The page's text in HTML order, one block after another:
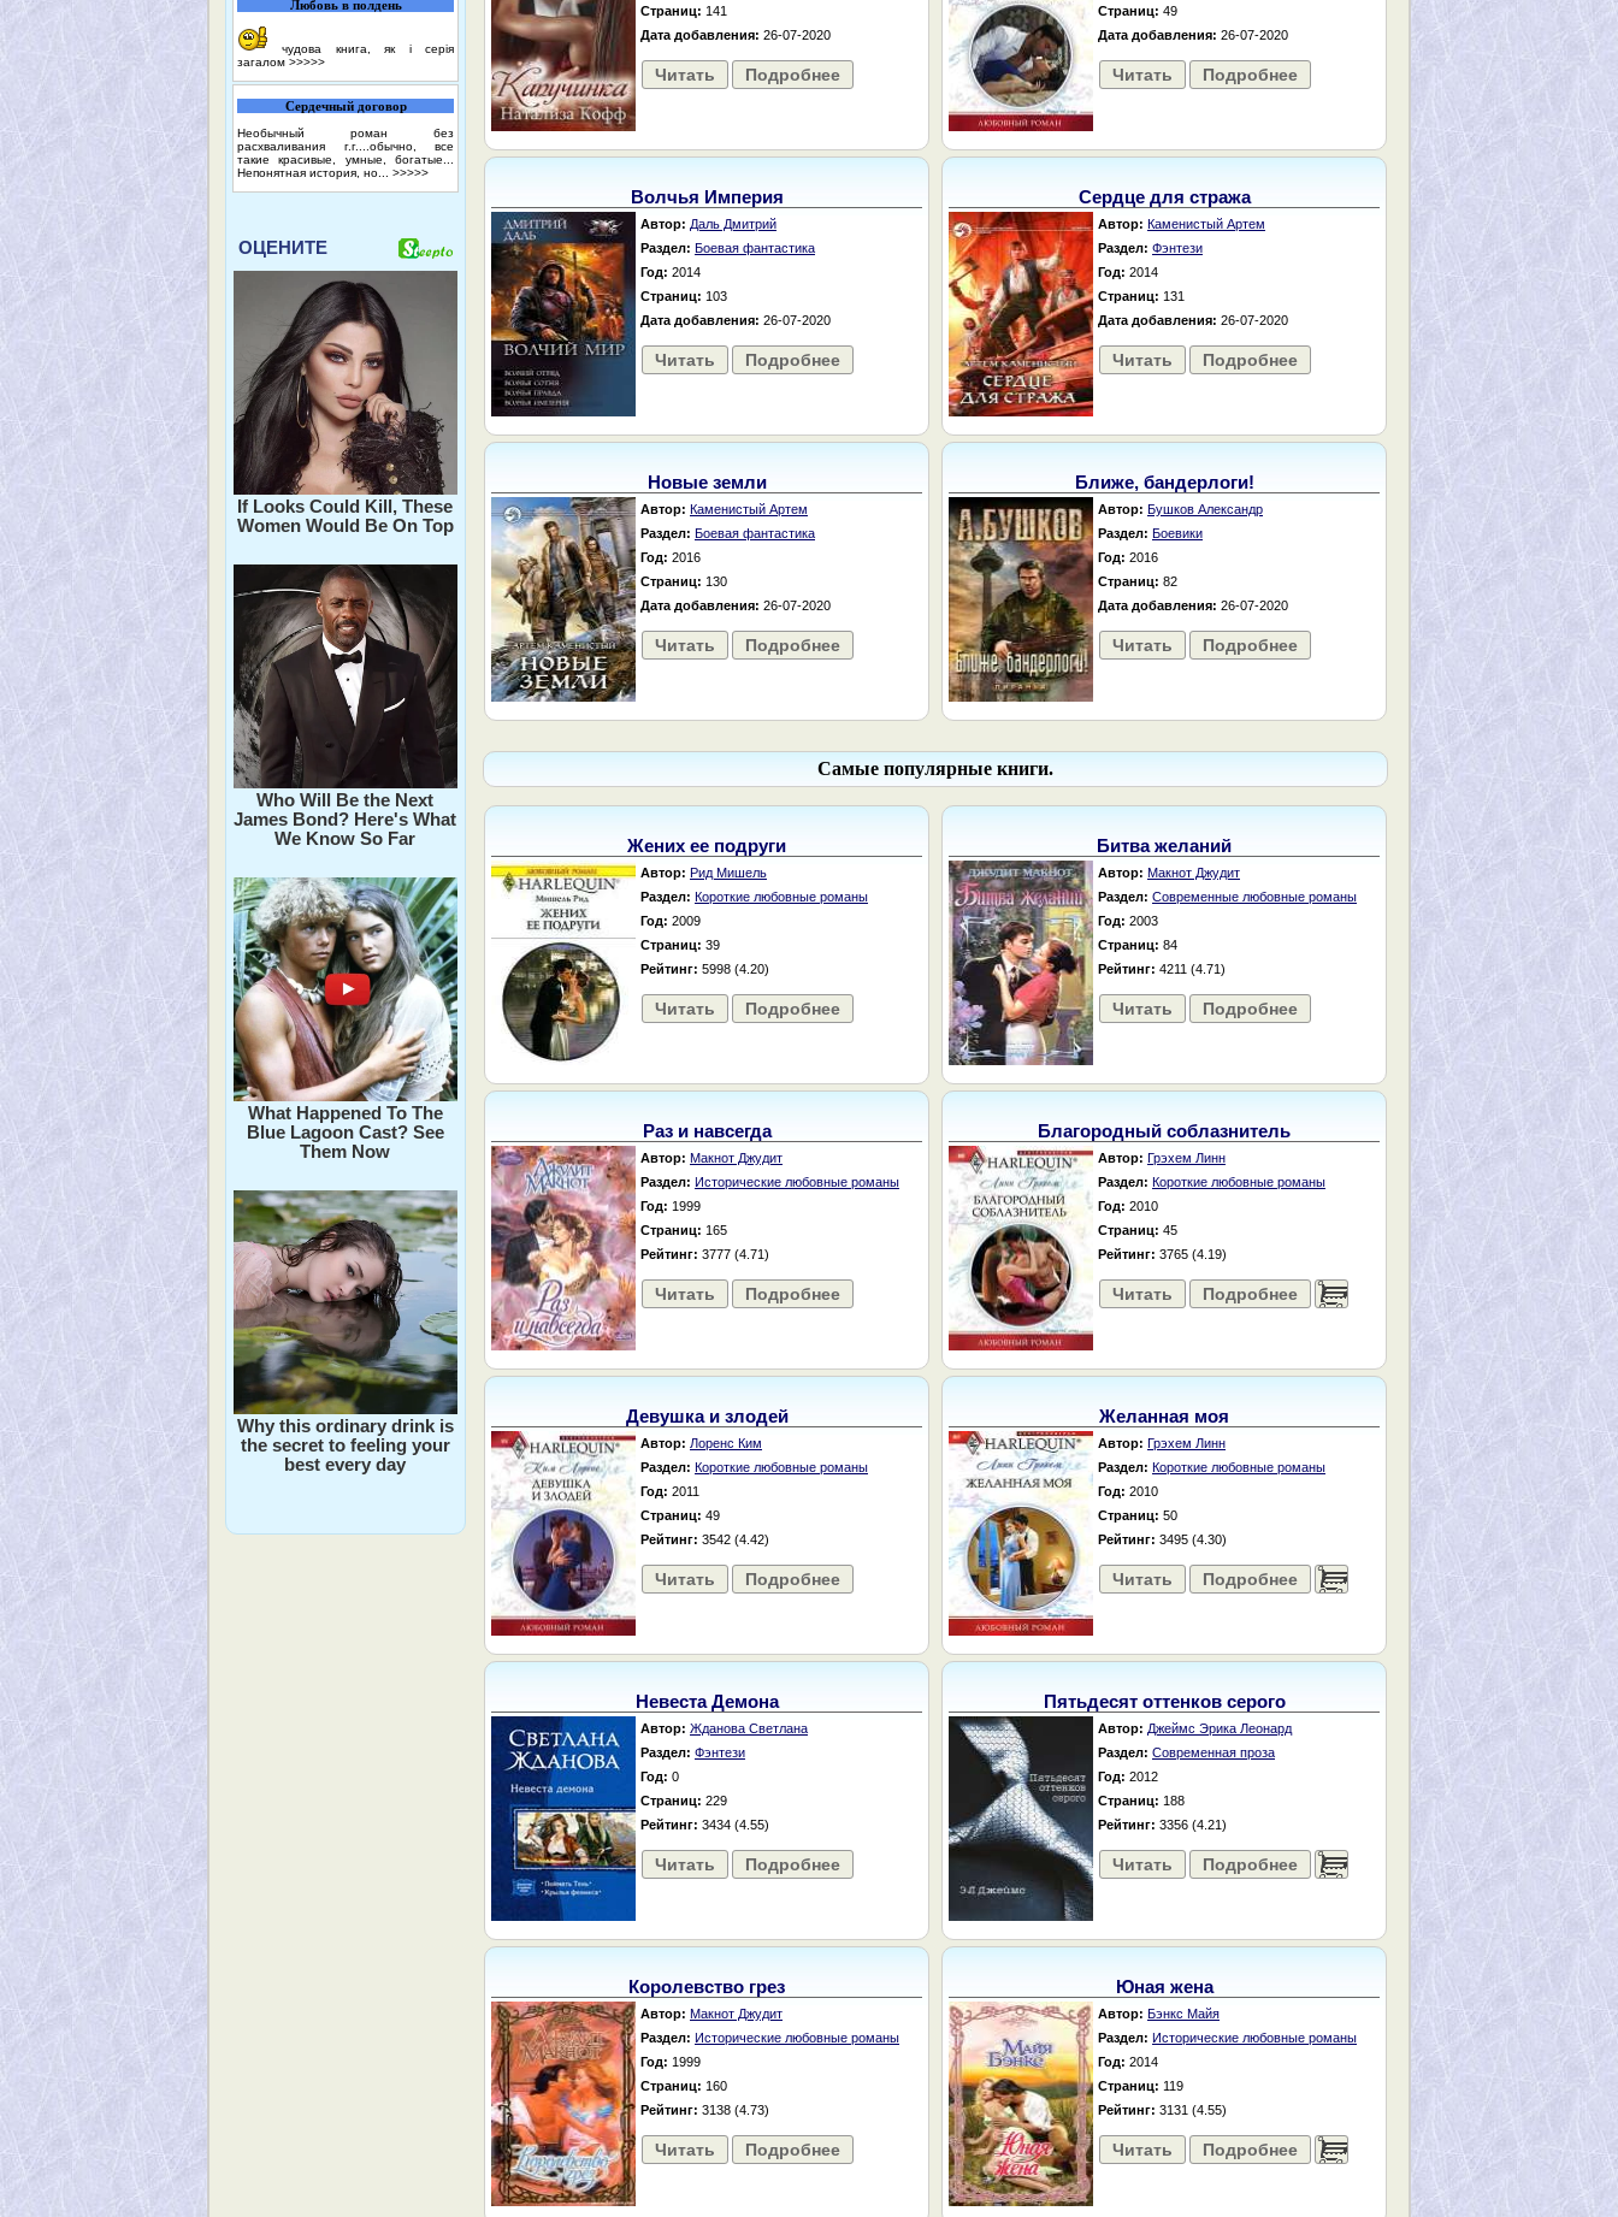
Любовь в полдень
чудова книга, як і серія
загалом >>>>>
Сердечный договор
Необычный роман без
расхваливания г.г....обычно, все
такие красивые, умные, богатые...
Непонятная история, но... >>>>>
ОЦЕНИТЕ
If Looks Could Kill, These
Women Would Be On Top
Who Will Be the Next
James Bond? Here's What
We Know So Far
What Happened To The
Blue Lagoon Cast? See
Them Now
Why this ordinary drink is
the secret to feeling your
best every day
Страниц: 141
Дата добавления: 26-07-2020
Читать Подробнее
Страниц: 49
Дата добавления: 26-07-2020
Читать Подробнее
Волчья Империя
Автор: Даль Дмитрий
Раздел: Боевая фантастика
Год: 2014
Страниц: 103
Дата добавления: 26-07-2020
Читать Подробнее
Сердце для стража
Автор: Каменистый Артем
Раздел: Фэнтези
Год: 2014
Страниц: 131
Дата добавления: 26-07-2020
Читать Подробнее
Новые земли
Автор: Каменистый Артем
Раздел: Боевая фантастика
Год: 2016
Страниц: 130
Дата добавления: 26-07-2020
Читать Подробнее
Ближе, бандерлоги!
Автор: Бушков Александр
Раздел: Боевики
Год: 2016
Страниц: 82
Дата добавления: 26-07-2020
Читать Подробнее
Самые популярные книги.
Жених ее подруги
Автор: Рид Мишель
Раздел: Короткие любовные романы
Год: 2009
Страниц: 39
Рейтинг: 5998 (4.20)
Читать Подробнее
Битва желаний
Автор: Макнот Джудит
Раздел: Современные любовные романы
Год: 2003
Страниц: 84
Рейтинг: 4211 (4.71)
Читать Подробнее
Раз и навсегда
Автор: Макнот Джудит
Раздел: Исторические любовные романы
Год: 1999
Страниц: 165
Рейтинг: 3777 (4.71)
Читать Подробнее
Благородный соблазнитель
Автор: Грэхем Линн
Раздел: Короткие любовные романы
Год: 2010
Страниц: 45
Рейтинг: 3765 (4.19)
Читать Подробнее ......
Девушка и злодей
Автор: Лоренс Ким
Раздел: Короткие любовные романы
Год: 2011
Страниц: 49
Рейтинг: 3542 (4.42)
Читать Подробнее
Желанная моя
Автор: Грэхем Линн
Раздел: Короткие любовные романы
Год: 2010
Страниц: 50
Рейтинг: 3495 (4.30)
Читать Подробнее ......
Невеста Демона
Автор: Жданова Светлана
Раздел: Фэнтези
Год: 0
Страниц: 229
Рейтинг: 3434 (4.55)
Читать Подробнее
Пятьдесят оттенков серого
Автор: Джеймс Эрика Леонард
Раздел: Современная проза
Год: 2012
Страниц: 188
Рейтинг: 3356 (4.21)
Читать Подробнее ......
Королевство грез
Автор: Макнот Джудит
Раздел: Исторические любовные романы
Год: 1999
Страниц: 160
Рейтинг: 3138 (4.73)
Читать Подробнее
Юная жена
Автор: Бэнкс Майя
Раздел: Исторические любовные романы
Год: 2014
Страниц: 119
Рейтинг: 3131 (4.55)
Читать Подробнее ......